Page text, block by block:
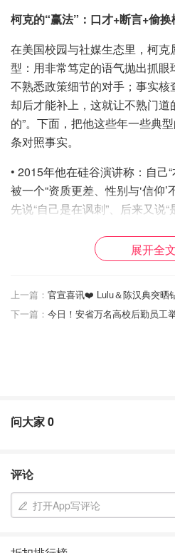
柯克的“赢法”：口才+断言+偷换
在美国校园与社媒生态里，柯克
型：用非常笃定的语气抛出抓
不熟悉政策细节的对手；事实
却后才能补上，这就让不熟门道
的”。下面，把他这些年一些典
条对照事实。
• 2015年他在硅谷演讲称：自己
被一个“资质更差、性别与‘信仰
先说“自己是在讽刺”、后来又说
•造谣“Jamie Foxx因新冠疫苗致
•鼓吹“羟氯喹对新冠治疗‘100%
他跟进网传说法，指控格雷琴·惠
“威胁处方”。
• 把在教会的社交距离措施描述
谋”，并公开宣称拒绝遵守口罩
展开全文
上一篇：
下一篇： 今日！安省万名高校后勤员工
问大家0
评论
打开App写评论